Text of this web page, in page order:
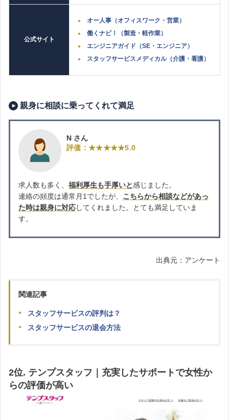
公式サイト
オー人事（オフィスワーク・営業）
働くナビ！（製造・軽作業）
エンジニアガイド（SE・エンジニア）
スタッフサービスメディカル（介護・看護）
親身に相談に乗ってくれて満足
N さん
評価：★★★★★5.0
求人数も多く、 福利厚生も手厚いと感じました。
連絡の頻度は通常月1でしたが、 こちらから相談などがあっ
た時は親身に対応してくれました。とても満足していま
す。
出典元：アンケート
関連記事
スタッフサービスの評判は？
スタッフサービスの退会方法
2位. テンプスタッフ｜充実したサポートで女性か
らの評価が高い